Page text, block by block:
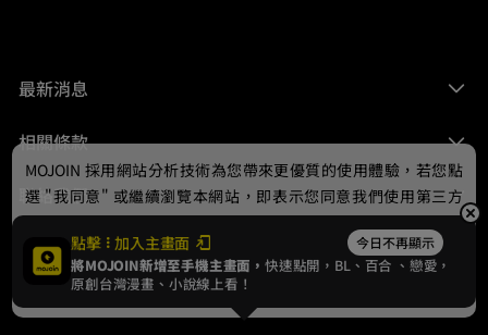
最新消息
相關條款
聯絡我們
© 2024 gamania Digital Entertainment Co., Ltd.
點擊 加入主畫面 今日不再顯示
將MOJOIN新增至手機主畫面，快速點開，BL、 百合 、戀愛，
原創台灣漫畫、小說線上看！
MOJOIN 採用網站分析技術為您帶來更優質的使用體驗，若您點
選 "我同意" 或繼續瀏覽本網站，即表示您同意我們使用第三方
Cookie，欲瞭解更多資訊請見隱私權政策。
我同意